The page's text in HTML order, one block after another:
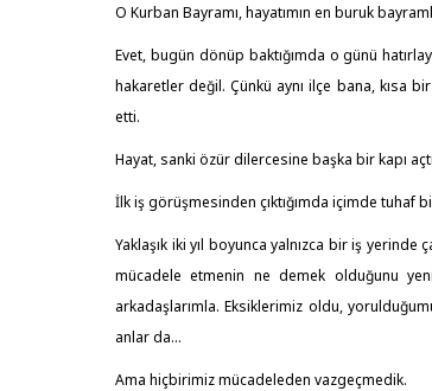
O Kurban Bayramı, hayatımın en buruk
Evet, bugün dönüp baktığımda o günü
hakaretler değil. Çünkü aynı ilçe bana, kısa
etti.
Hayat, sanki özür dilercesine başka bir kapı
İlk iş görüşmesinden çıktığımda içimde tuhaf
Yaklaşık iki yıl boyunca yalnızca bir iş
mücadele etmenin ne demek olduğunu
arkadaşlarımla. Eksiklerimiz oldu,
anlar da...
Ama hiçbirimiz mücadeleden vazgeçmedik.